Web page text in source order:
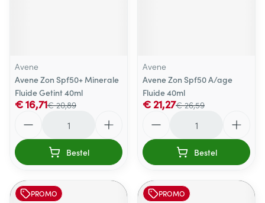
Avene
Avene Zon Spf50+ Minerale
Fluide Getint 40ml
€ 20,89
€ 16,71
Bestel
Avene
Avene Zon Spf50 A/age
Fluide 40ml
€ 26,59
€ 21,27
Bestel
PROMO PROMO